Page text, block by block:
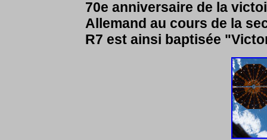
70e anniversaire de la
Allemand au cours de la
R7 est ainsi baptisée